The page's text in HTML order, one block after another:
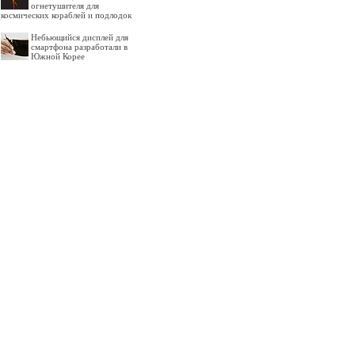
огнетушителя для
космических кораблей и подлодок
Небьющийся дисплей для
смартфона разработали в
Южной Корее